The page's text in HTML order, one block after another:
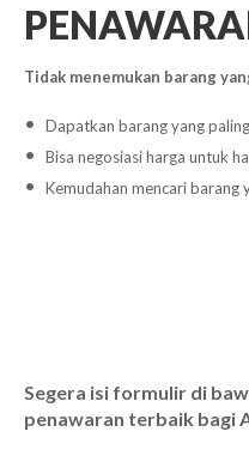
Tidak menemukan barang
Dapatkan barang yang
Bisa negosiasi harga untuk
Kemudahan mencari barang
Segera isi formulir di
penawaran terbaik bagi